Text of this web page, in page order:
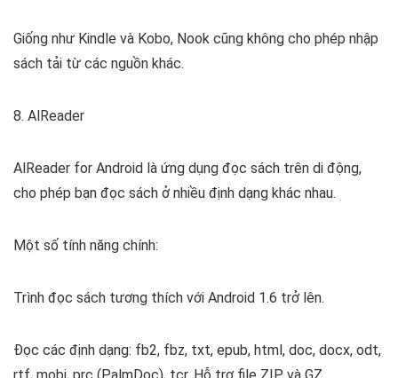
Giống như Kindle và Kobo, Nook cũng không cho phép nhập
sách tải từ các nguồn khác.
8. AlReader
AlReader for Android là ứng dụng đọc sách trên di động,
cho phép bạn đọc sách ở nhiều định dạng khác nhau.
Một số tính năng chính:
Trình đọc sách tương thích với Android 1.6 trở lên.
Đọc các định dạng: fb2, fbz, txt, epub, html, doc, docx, odt,